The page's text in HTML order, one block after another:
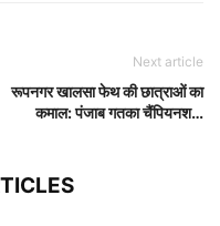
Next article
रूपनगर खालसा फेथ की छात्राओं का
कमाल: पंजाब गतका चैंपियनश…